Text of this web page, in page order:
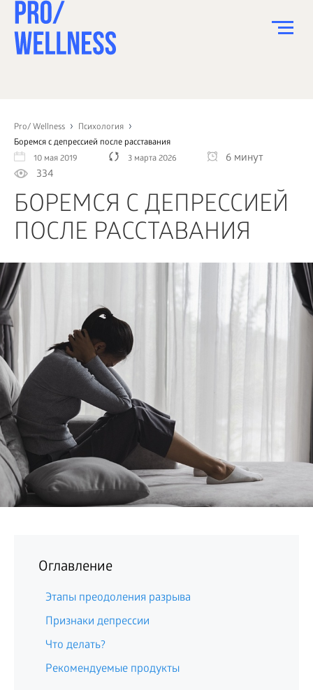
Pro/ Wellness
Психология
Боремся с депрессией после расставания
10 мая 2019
3 марта 2026
6 минут
334
БОРЕМСЯ С ДЕПРЕССИЕЙ
ПОСЛЕ РАССТАВАНИЯ
Оглавление
Этапы преодоления разрыва
Признаки депрессии
Что делать?
Рекомендуемые продукты
СПОРТ
ЗДОРОВЬЕ
КРАСОТА
ПСИХОЛОГИЯ
ДЕТИ
ДОМ